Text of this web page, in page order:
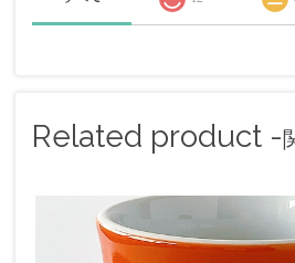
Related product -